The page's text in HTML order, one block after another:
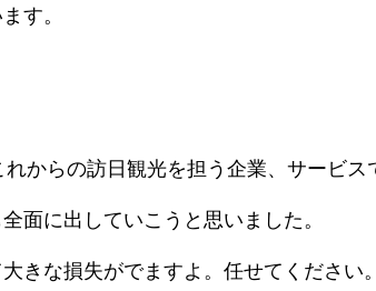
す。
からの訪日観光を担う企業、サービス
面に出していこうと思いました。
きな損失がでますよ。任せてください